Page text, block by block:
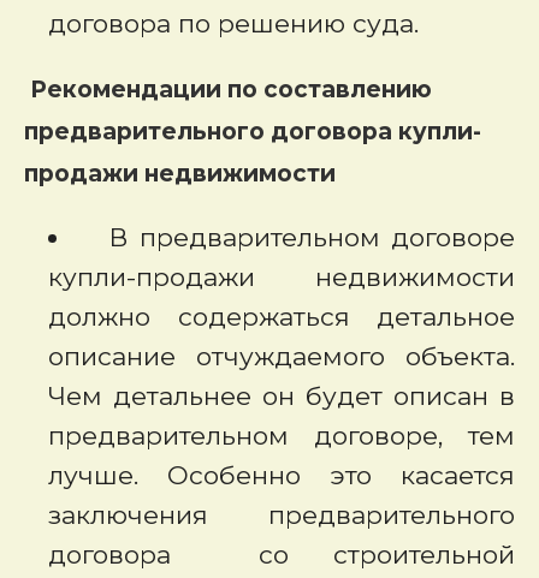
договора по решению суда.
Рекомендации по составлению
предварительного договора купли-
продажи недвижимости
В предварительном договоре
купли-продажи недвижимости
должно содержаться детальное
описание отчуждаемого объекта.
Чем детальнее он будет описан в
предварительном договоре, тем
лучше. Особенно это касается
заключения предварительного
договора со строительной